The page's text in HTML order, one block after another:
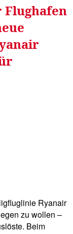
Ryanair
zu wollen –
Beim